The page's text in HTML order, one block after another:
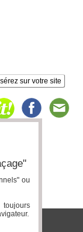
sur votre site
ou